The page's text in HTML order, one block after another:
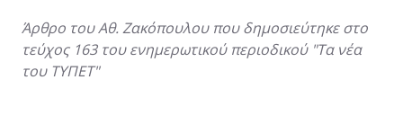
Άρθρο του Αθ. Ζακόπουλου που δημοσιεύτηκε στο
τεύχος 163 του ενημερωτικού περιοδικού "Τα νέα
του ΤΥΠΕΤ"